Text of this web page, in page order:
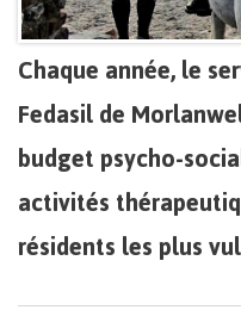
Chaque année, le
Fedasil de
budget psycho-
activités
résidents les plus